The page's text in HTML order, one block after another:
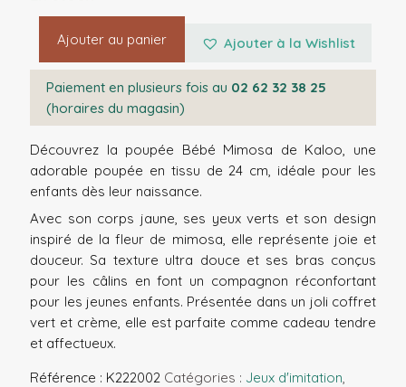
Découvrez la poupée Bébé Mimosa de Kaloo, une
adorable poupée en tissu de 24 cm, idéale pour les
enfants dès leur naissance.
Avec son corps jaune, ses yeux verts et son design
inspiré de la fleur de mimosa, elle représente joie et
douceur. Sa texture ultra douce et ses bras conçus
pour les câlins en font un compagnon réconfortant
pour les jeunes enfants. Présentée dans un joli coffret
vert et crème, elle est parfaite comme cadeau tendre
et affectueux.
Ajouter au panier Ajouter à la Wishlist
Paiement en plusieurs fois au 02 62 32 38 25
(horaires du magasin)
Référence : K222002 Catégories : Jeux d'imitation,